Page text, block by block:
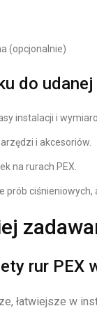
(opcjonalnie)
do
instalacji i
i akcesoriów.
na rurach PEX.
prób ciśnieniowych,
rur PEX
łatwiejsze w